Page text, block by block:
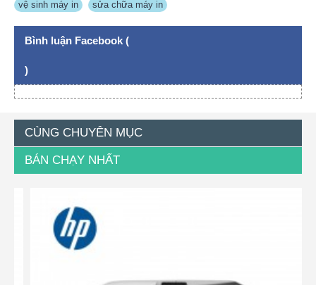
vệ sinh máy in
sửa chữa máy in
Bình luận Facebook (
)
CÙNG CHUYÊN MỤC
BÁN CHẠY NHẤT